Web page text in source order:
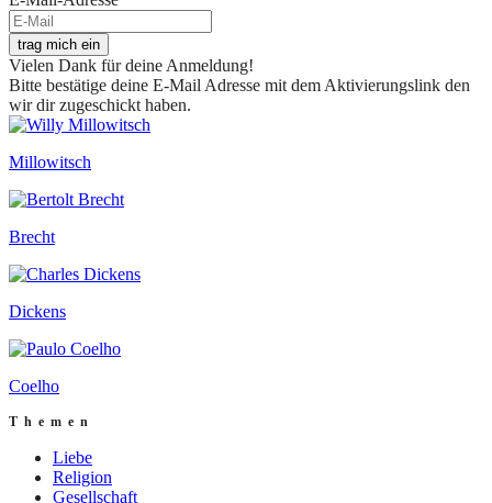
trag mich ein
Vielen Dank für deine Anmeldung!
Bitte bestätige deine E-Mail Adresse mit dem Aktivierungslink den
wir dir zugeschickt haben.
Millowitsch
Brecht
Dickens
Coelho
Themen
Liebe
Religion
Gesellschaft